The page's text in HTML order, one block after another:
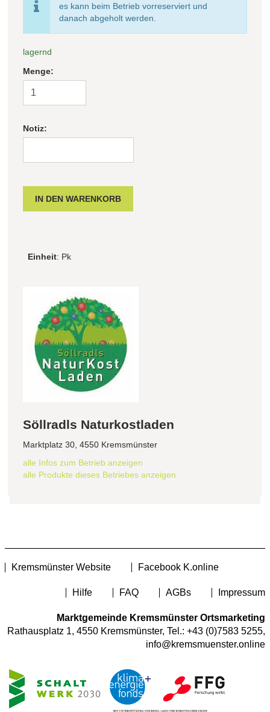
es kann beim Betrieb vorreserviert und
danach abgeholt werden.
lagernd
Menge:
Notiz:
Einheit: Pk
Söllradls Naturkostladen
Marktplatz 30, 4550 Kremsmünster
alle Infos zum Betrieb anzeigen
alle Produkte dieses Betriebes anzeigen
Kremsmünster Website Facebook K.online
Hilfe FAQ AGBs Impressum
Marktgemeinde Kremsmünster Ortsmarketing
Rathausplatz 1, 4550 Kremsmünster, Tel.: +43 (0)7583 5255,
info@kremsmuenster.online